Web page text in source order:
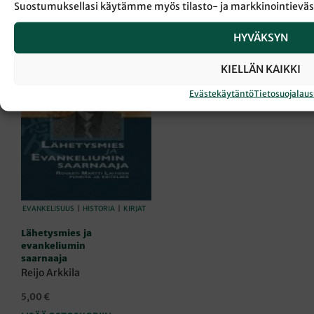
Suostumuksellasi käytämme myös tilasto- ja
HYVÄKSYN
KIELLÄN KAIKKI
Evästekäytäntö
EVANKELISUUS HISTORIA KIRJAT
Lähetysmies ja
evankeliumin
saarnaaja
Reijo Arkkila
5,00 €